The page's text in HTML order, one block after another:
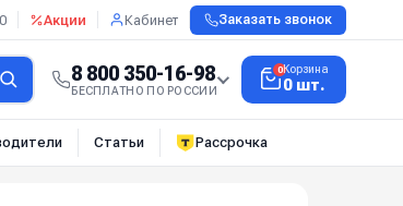
Акции Кабинет Заказать звонок
8 800 350-16-98
БЕСПЛАТНО ПО РОССИИ
0Корзина
0 шт.
Статьи Рассрочка